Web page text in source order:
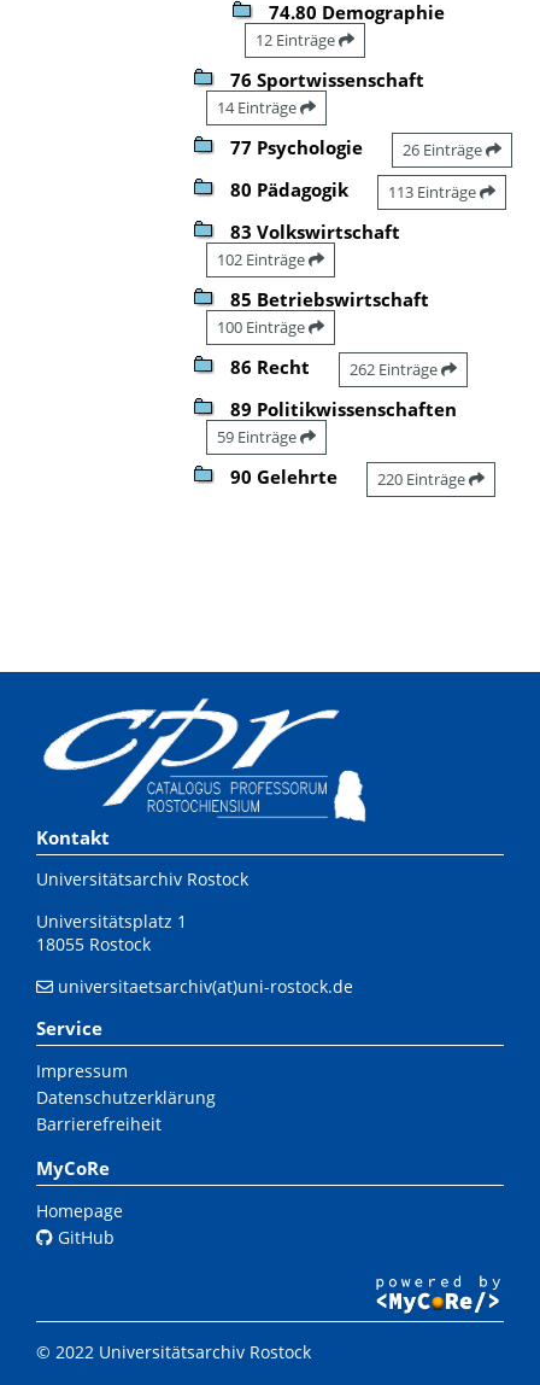
74.80 Demographie
12 Einträge
76 Sportwissenschaft
14 Einträge
77 Psychologie 26 Einträge
80 Pädagogik 113 Einträge
83 Volkswirtschaft
102 Einträge
85 Betriebswirtschaft
100 Einträge
86 Recht 262 Einträge
89 Politikwissenschaften
59 Einträge
90 Gelehrte 220 Einträge
Kontakt
Universitätsarchiv Rostock
Universitätsplatz 1
18055 Rostock
universitaetsarchiv(at)uni-rostock.de
Service
Impressum
Datenschutzerklärung
Barrierefreiheit
MyCoRe
Homepage
GitHub
© 2022 Universitätsarchiv Rostock